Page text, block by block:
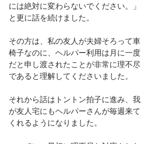
には絶対に変わらないでください。」
と更に話を続けました。
その方は、私の友人が夫婦そろって車
椅子なのに、ヘルパー利用は月に一度
だと申し渡されたことが非常に理不尽
であると理解してくださいました。
それから話はトントン拍子に進み、我
が友人宅にもヘルパーさんが毎週来て
くれるようになりました。